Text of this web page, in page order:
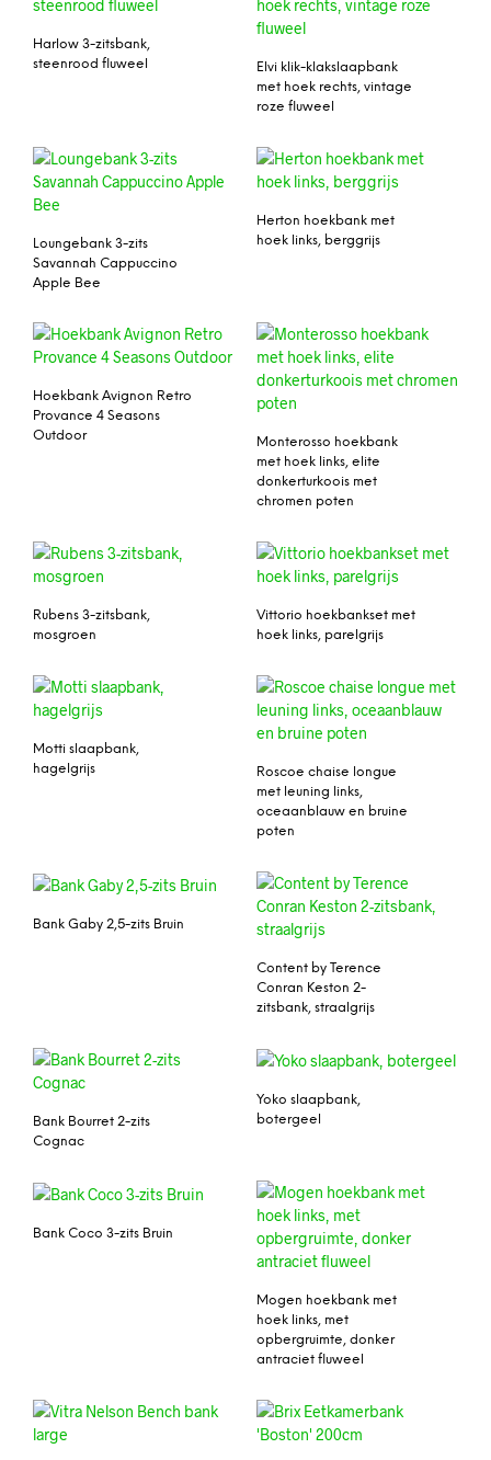
Harlow 3-zitsbank,
steenrood fluweel
Elvi klik-klakslaapbank
met hoek rechts, vintage
roze fluweel
Loungebank 3-zits
Savannah Cappuccino
Apple Bee
Herton hoekbank met
hoek links, berggrijs
Hoekbank Avignon Retro
Provance 4 Seasons
Outdoor
Monterosso hoekbank
met hoek links, elite
donkerturkoois met
chromen poten
Rubens 3-zitsbank,
mosgroen
Vittorio hoekbankset met
hoek links, parelgrijs
Motti slaapbank,
hagelgrijs
Roscoe chaise longue
met leuning links,
oceaanblauw en bruine
poten
Bank Gaby 2,5-zits Bruin
Content by Terence
Conran Keston 2-
zitsbank, straalgrijs
Bank Bourret 2-zits
Cognac
Yoko slaapbank,
botergeel
Bank Coco 3-zits Bruin
Mogen hoekbank met
hoek links, met
opbergruimte, donker
antraciet fluweel